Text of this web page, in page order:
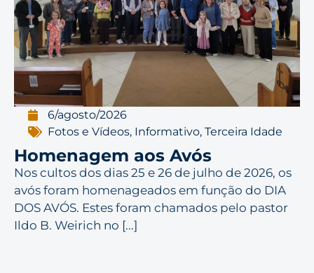
6/agosto/2026
Fotos e Vídeos, Informativo,Terceira Idade
Homenagem aos Avós
Nos cultos dos dias 25 e 26 de julho de 2026, os
avós foram homenageados em função do DIA
DOS AVÓS. Estes foram chamados pelo pastor
Ildo B. Weirich no [...]